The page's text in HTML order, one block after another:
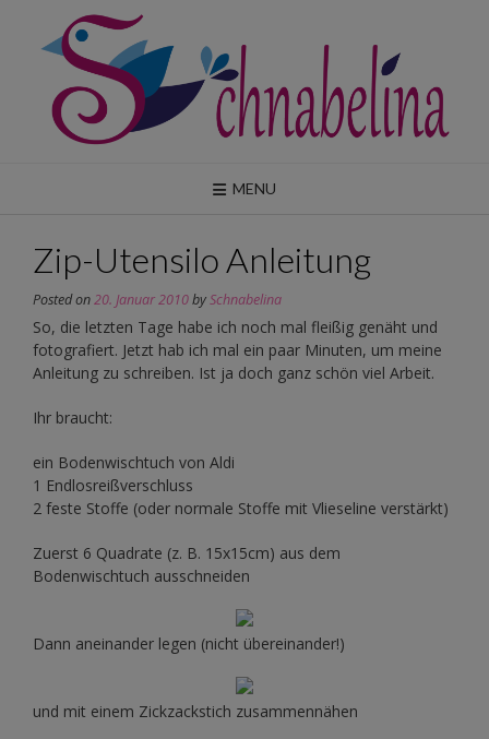
content
MENU
Zip-Utensilo Anleitung
Posted on20. Januar 2010bySchnabelina
So, die letzten Tage habe ich noch mal fleißig genäht und
fotografiert. Jetzt hab ich mal ein paar Minuten, um meine
Anleitung zu schreiben. Ist ja doch ganz schön viel Arbeit.
Ihr braucht:
ein Bodenwischtuch von Aldi
1 Endlosreißverschluss
2 feste Stoffe (oder normale Stoffe mit Vlieseline verstärkt)
Zuerst 6 Quadrate (z. B. 15x15cm) aus dem
Bodenwischtuch ausschneiden
Dann aneinander legen (nicht übereinander!)
und mit einem Zickzackstich zusammennähen